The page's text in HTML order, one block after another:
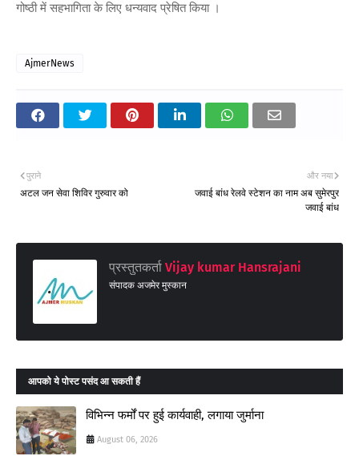
गोष्ठी में सहभागिता के लिए धन्यवाद प्रेषित किया ।
AjmerNews
और नया
जवाई बांध रेलवे स्टेशन का नाम अब सुमेरपुर
जवाई बांध
पुराने
अटल जन सेवा शिविर गुरुवार को
प्रस्तुतकर्ता Vijay kumar Hansrajani
संपादक अजमेर मुस्कान
आपको ये पोस्ट पसंद आ सकती हैं
विभिन्न फर्मों पर हुई कार्यवाही, लगाया जुर्माना
August 06, 2026